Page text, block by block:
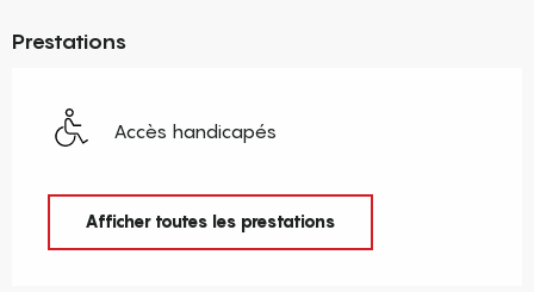
Prestations
Accès handicapés
Afficher toutes les prestations